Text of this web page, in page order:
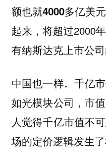
额也就4000多亿美元
起来，将超过2000
有纳斯达克上市公司
中国也一样。千亿
如光模块公司，市
人觉得千亿市值不
场的定价逻辑发生了